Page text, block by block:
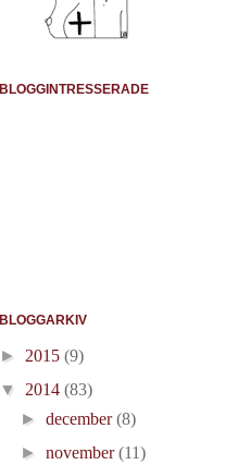
BLOGGINTRESSERADE
BLOGGARKIV
► 2015 (9)
▼ 2014 (83)
►december(8)
►november(11)